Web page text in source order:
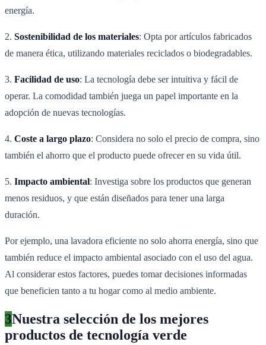
energía.
2. Sostenibilidad de los materiales: Opta por artículos fabricados
de manera ética, utilizando materiales reciclados o biodegradables.
3. Facilidad de uso: La tecnología debe ser intuitiva y fácil de
operar. La comodidad también juega un papel importante en la
adopción de nuevas tecnologías.
4. Coste a largo plazo: Considera no solo el precio de compra, sino
también el ahorro que el producto puede ofrecer en su vida útil.
5. Impacto ambiental: Investiga sobre los productos que generan
menos residuos, y que están diseñados para tener una larga
duración.
Por ejemplo, una lavadora eficiente no solo ahorra energía, sino que
también reduce el impacto ambiental asociado con el uso del agua.
Al considerar estos factores, puedes tomar decisiones informadas
que beneficien tanto a tu hogar como al medio ambiente.
3Nuestra selección de los mejores
productos de tecnología verde